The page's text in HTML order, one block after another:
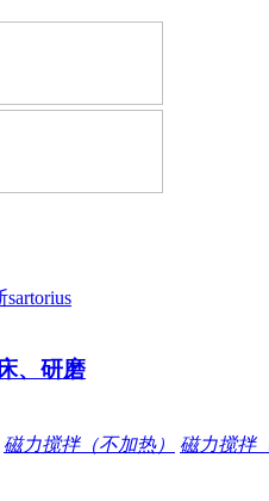
、研磨
磁力搅拌（不加热） 磁力搅拌